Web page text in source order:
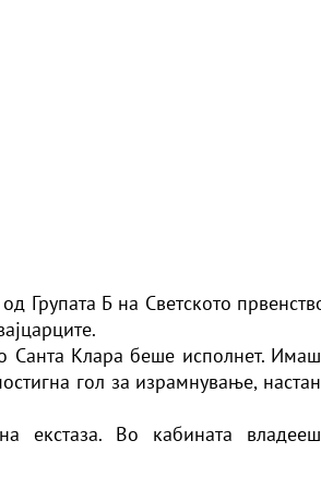
Групата Б на Светското
Санта Клара беше исполнет.
гол за израмнување,
екстаза. Во кабината